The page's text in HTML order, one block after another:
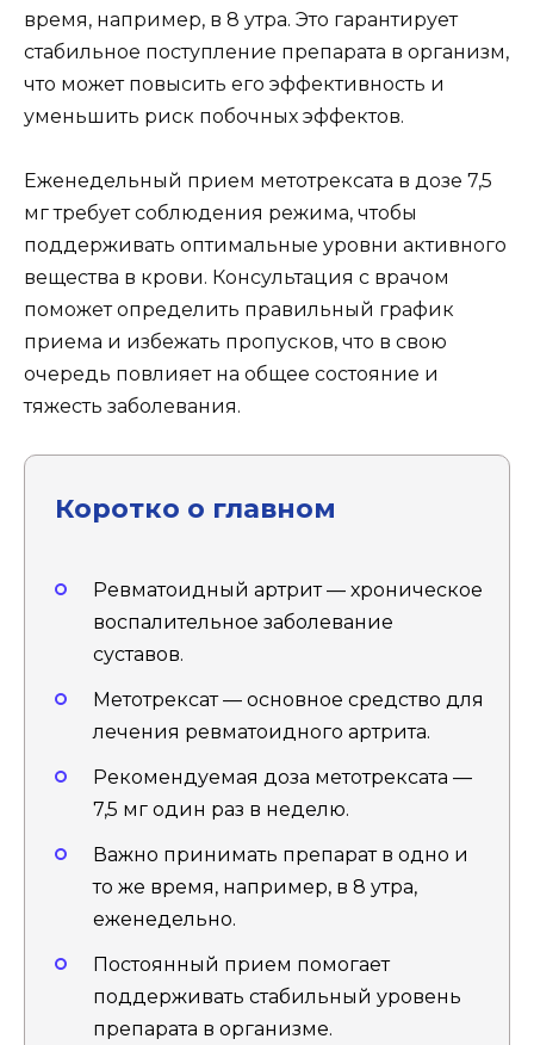
время, например, в 8 утра. Это гарантирует
стабильное поступление препарата в организм,
что может повысить его эффективность и
уменьшить риск побочных эффектов.
Еженедельный прием метотрексата в дозе 7,5
мг требует соблюдения режима, чтобы
поддерживать оптимальные уровни активного
вещества в крови. Консультация с врачом
поможет определить правильный график
приема и избежать пропусков, что в свою
очередь повлияет на общее состояние и
тяжесть заболевания.
Коротко о главном
Ревматоидный артрит — хроническое
воспалительное заболевание
суставов.
Метотрексат — основное средство для
лечения ревматоидного артрита.
Рекомендуемая доза метотрексата —
7,5 мг один раз в неделю.
Важно принимать препарат в одно и
то же время, например, в 8 утра,
еженедельно.
Постоянный прием помогает
поддерживать стабильный уровень
препарата в организме.